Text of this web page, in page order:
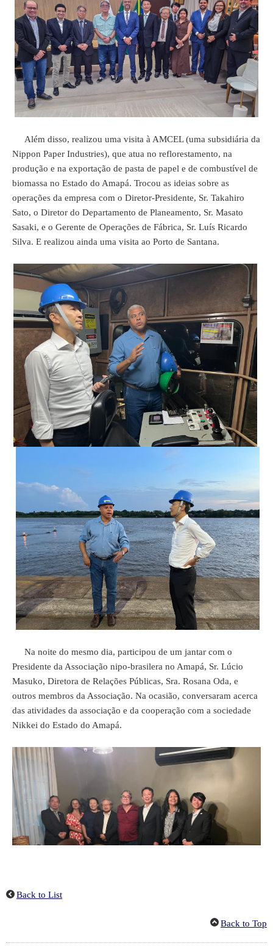
Além disso, realizou uma visita à AMCEL (uma subsidiária da
Nippon Paper Industries), que atua no reflorestamento, na
produção e na exportação de pasta de papel e de combustível de
biomassa no Estado do Amapá. Trocou as ideias sobre as
operações da empresa com o Diretor-Presidente, Sr. Takahiro
Sato, o Diretor do Departamento de Planeamento, Sr. Masato
Sasaki, e o Gerente de Operações de Fábrica, Sr. Luís Ricardo
Silva. E realizou ainda uma visita ao Porto de Santana.
Na noite do mesmo dia, participou de um jantar com o
Presidente da Associação nipo-brasilera no Amapá, Sr. Lúcio
Masuko, Diretora de Relações Públicas, Sra. Rosana Oda, e
outros membros da Associação. Na ocasião, conversaram acerca
das atividades da associação e da cooperação com a sociedade
Nikkei do Estado do Amapá.
Back to List
Back to Top